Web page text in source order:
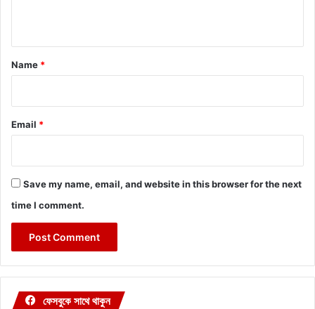
*
Name *
Email *
Save my name, email, and website in this browser for the next
time I comment.
ফেসবুকে সাথে থাকুন